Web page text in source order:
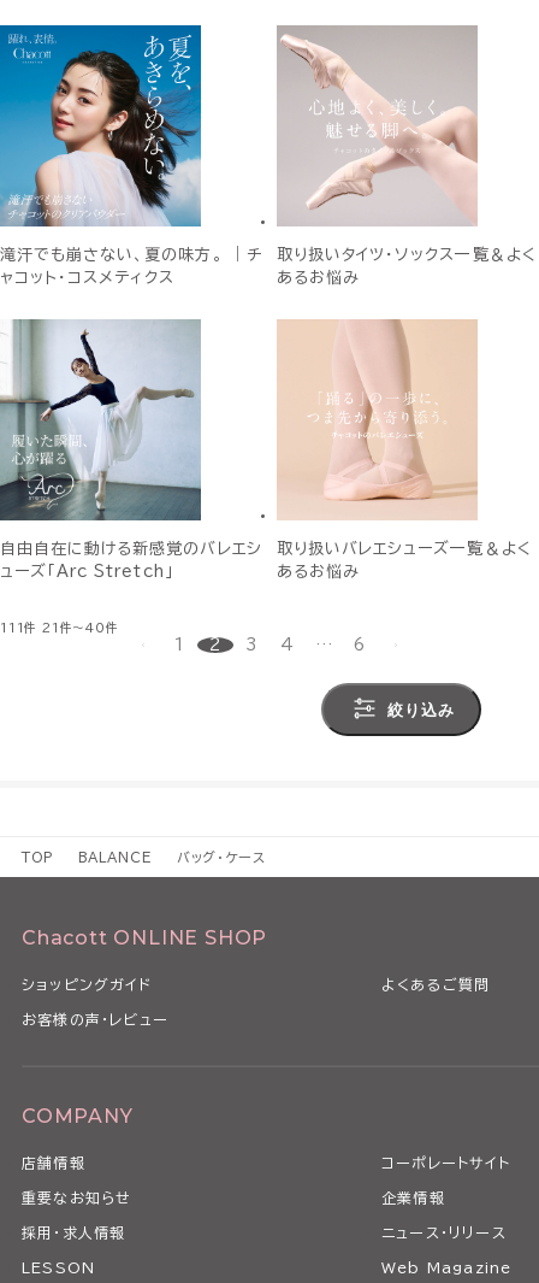
滝汗でも崩さない、夏の味方。 ｜チ
ャコット・コスメティクス
取り扱いタイツ・ソックス一覧＆よく
あるお悩み
自由自在に動ける新感覚のバレエシ
ューズ「Arc Stretch」
取り扱いバレエシューズ一覧＆よく
あるお悩み
111件 21件～40件
1 2 3 4 … 6
絞り込み
TOP BALANCE バッグ・ケース
Chacott ONLINE SHOP
ショッピングガイド よくあるご質問
お客様の声・レビュー
COMPANY
店舗情報 コーポレートサイト
重要なお知らせ 企業情報
採用・求人情報 ニュース・リリース
LESSON Web Magazine